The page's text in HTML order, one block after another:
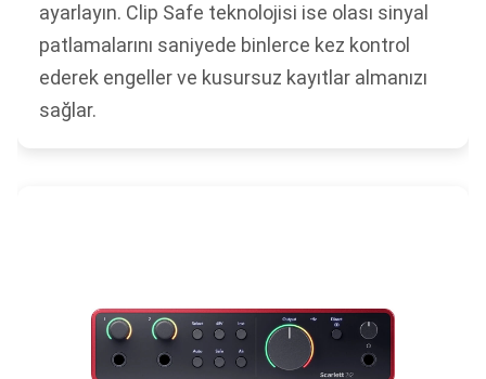
ayarlayın. Clip Safe teknolojisi ise olası sinyal
patlamalarını saniyede binlerce kez kontrol
ederek engeller ve kusursuz kayıtlar almanızı
sağlar.